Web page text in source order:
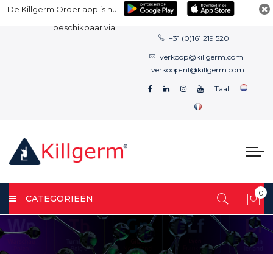
De Killgerm Order app is nu
beschikbaar via:
+31 (0)161 219 520
verkoop@killgerm.com |
verkoop-nl@killgerm.com
Taal:
CATEGORIEËN
0